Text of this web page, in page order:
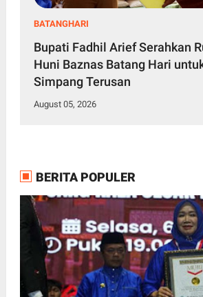
BATANGHARI
Bupati Fadhil Arief Serahkan
Huni Baznas Batang Hari
Simpang Terusan
August 05, 2026
BERITA POPULER